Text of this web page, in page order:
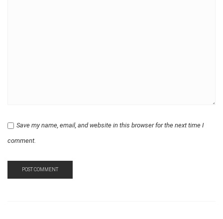
Save my name, email, and website in this browser for the next time I
comment.